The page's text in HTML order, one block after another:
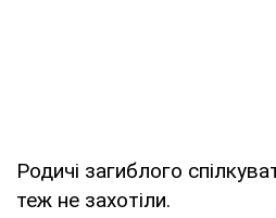
Родичі загиблого
теж не захотіли.